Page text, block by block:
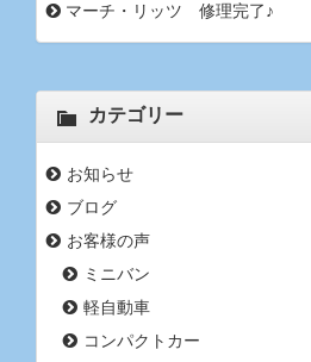
マーチ・リッツ 修理完了♪
カテゴリー
お知らせ
ブログ
お客様の声
ミニバン
軽自動車
コンパクトカー